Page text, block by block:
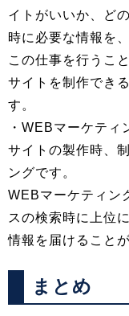
イトがいいか、ど
時に必要な情報を
この仕事を行うこ
サイトを制作でき
す。
・WEBマーケテ
サイトの製作時、
ングです。
WEBマーケティン
スの検索時に上位
情報を届けること
まとめ